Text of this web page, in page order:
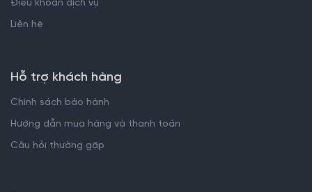
Điều khoản dịch vụ
Liên hệ
Hỗ trợ khách hàng
Chính sách bảo hành
Hướng dẫn mua hàng và thanh toán
Câu hỏi thường gặp